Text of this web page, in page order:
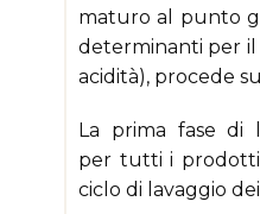
maturo al punto
determinanti per il
acidità), procede
La prima fase di
per tutti i prodotti
ciclo di lavaggio